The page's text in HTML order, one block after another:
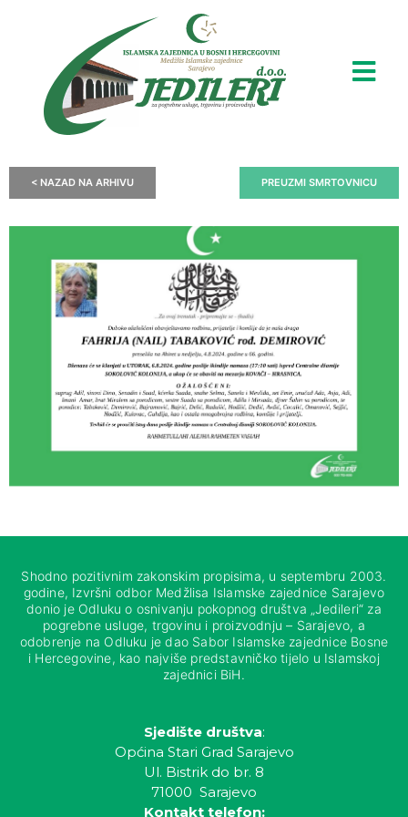
< NAZAD NA ARHIVU PREUZMI SMRTOVNICU
Shodno pozitivnim zakonskim propisima, u septembru 2003.
godine, Izvršni odbor Medžlisa Islamske zajednice Sarajevo
donio je Odluku o osnivanju pokopnog društva „Jedileri“ za
pogrebne usluge, trgovinu i proizvodnju – Sarajevo, a
odobrenje na Odluku je dao Sabor Islamske zajednice Bosne
i Hercegovine, kao najviše predstavničko tijelo u Islamskoj
zajednici BiH.
Sjedište društva:
Općina Stari Grad Sarajevo
Ul. Bistrik do br. 8
71000 Sarajevo
Kontakt telefon: